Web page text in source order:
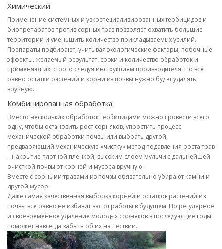
Химический
Применение системных и узкоспециализированных гербицидов и
биопрепаратов против сорных трав позволяет охватить большие
территории и уменьшить количество прикладываемых усилий.
Препараты подбирают, учитывая экологические факторы, побочные
эффекты, желаемый результат, сроки и количество обработок и
применяют их, строго следуя инструкциям производителя. Но все
равно остатки растений и корни из почвы нужно будет удалять
вручную.
Комбинированная обработка
Вместо нескольких обработок гербицидами можно провести всего
одну, чтобы остановить рост сорняков, упростить процесс
механической обработки почвы или выбрать другой,
предваряющий механическую «чистку» метод подавления роста трав
– накрытие плотной пленкой, высоким слоем мульчи с дальнейшей
очисткой почвы от корней и мусора вручную.
Вместе с сорными травами из почвы обязательно убирают камни и
другой мусор.
Даже самая качественная выборка корней и остатков растений из
почвы все равно не избавит вас от работы в будущем. Но регулярное
и своевременное удаление молодых сорняков в последующие годы
поможет навсегда забыть об их нашествии.